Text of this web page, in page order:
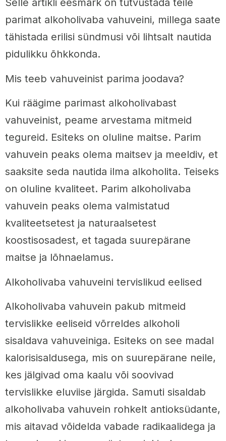
Selle artikli eesmärk on tutvustada teile
parimat alkoholivaba vahuveini, millega saate
tähistada erilisi sündmusi või lihtsalt nautida
pidulikku õhkkonda.
Mis teeb vahuveinist parima joodava?
Kui räägime parimast alkoholivabast
vahuveinist, peame arvestama mitmeid
tegureid. Esiteks on oluline maitse. Parim
vahuvein peaks olema maitsev ja meeldiv, et
saaksite seda nautida ilma alkoholita. Teiseks
on oluline kvaliteet. Parim alkoholivaba
vahuvein peaks olema valmistatud
kvaliteetsetest ja naturaalsetest
koostisosadest, et tagada suurepärane
maitse ja lõhnaelamus.
Alkoholivaba vahuveini tervislikud eelised
Alkoholivaba vahuvein pakub mitmeid
tervislikke eeliseid võrreldes alkoholi
sisaldava vahuveiniga. Esiteks on see madal
kalorisisaldusega, mis on suurepärane neile,
kes jälgivad oma kaalu või soovivad
tervislikke eluviise järgida. Samuti sisaldab
alkoholivaba vahuvein rohkelt antioksüdante,
mis aitavad võidelda vabade radikaalidega ja